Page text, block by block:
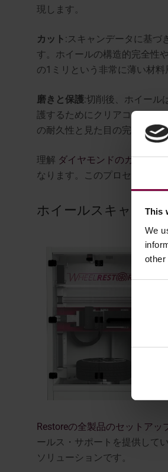
This
We
other
現します。
カット :スキャンデータに基づ
す。ホイールの構造的完全性
の1ミリという非常に薄い材料
磨きと保護:切削後、ホイール
護するためにクリアコーティ
の耐久性と見た目の完璧さを保
理解 ダイヤモンドのカット修
なります。このプロセスは、損
ホイールスキャンか
Restoreの全製品のセットアッ
ールス・サポートを提供して
ソリューションです。